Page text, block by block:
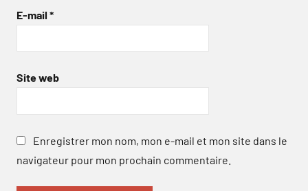
E-mail *
Site web
Enregistrer mon nom, mon e-mail et mon site dans le
navigateur pour mon prochain commentaire.